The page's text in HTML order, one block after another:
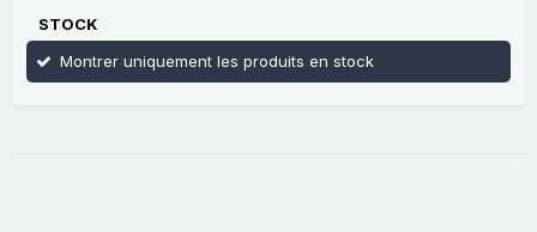
STOCK
Montrer uniquement les produits en stock